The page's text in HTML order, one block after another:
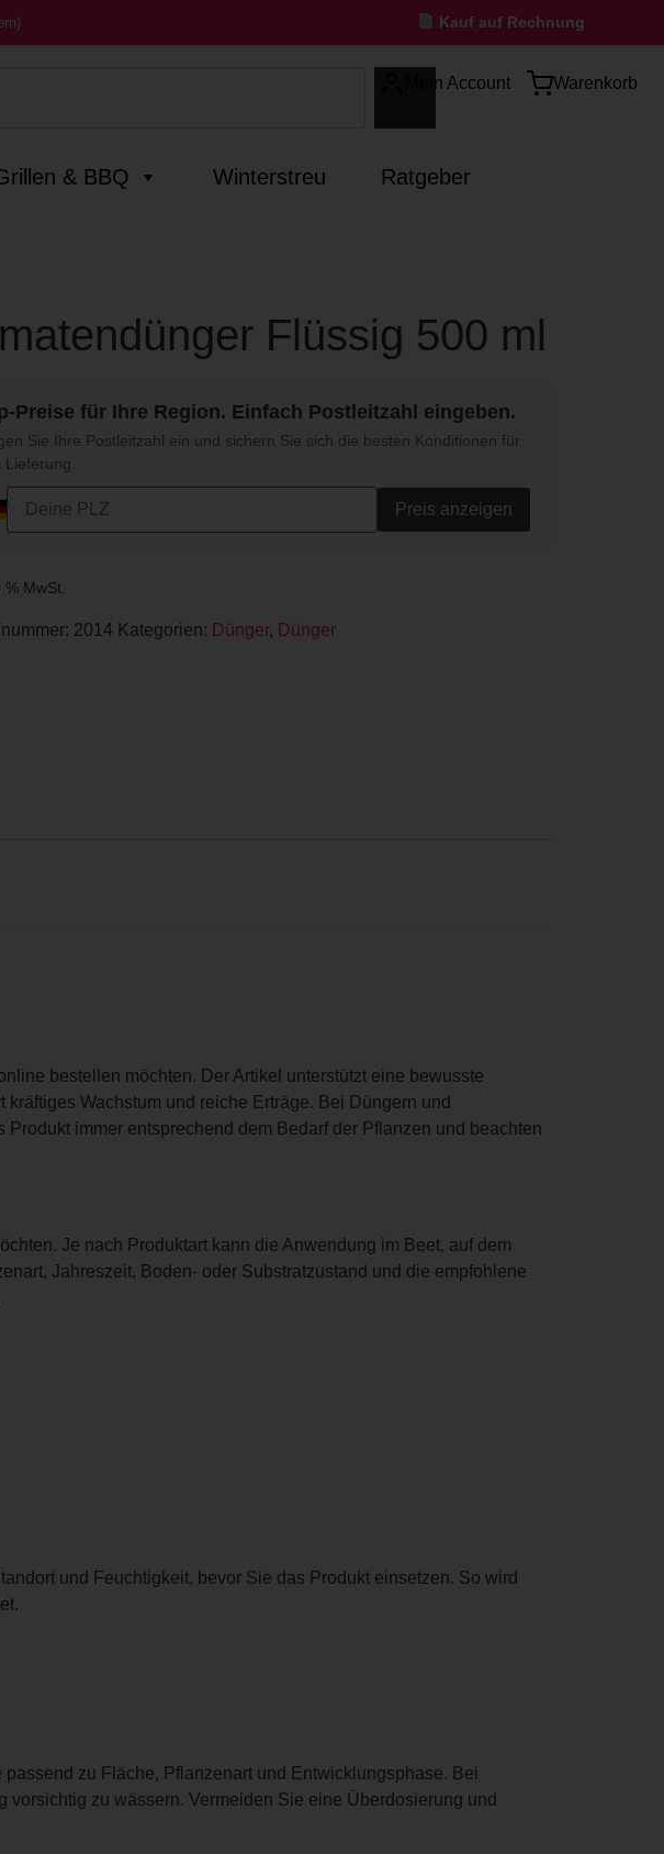
Kauf auf Rechnung
& BBQ Winterstreu Ratgeber
Mein Account Warenkorb
Flüssig 500 ml
Preise für Ihre Region. Einfach Postleitzahl eingeben.
Sie Ihre Postleitzahl ein und sichern Sie sich die besten Konditionen für
Lieferung.
Preis anzeigen
MwSt.
2014 Kategorien: Dünger, Dünger
bestellen möchten. Der Artikel unterstützt eine bewusste
Wachstum und reiche Erträge. Bei Düngern und
immer entsprechend dem Bedarf der Pflanzen und beachten
Je nach Produktart kann die Anwendung im Beet, auf dem
Jahreszeit, Boden- oder Substratzustand und die empfohlene
und Feuchtigkeit, bevor Sie das Produkt einsetzen. So wird
zu Fläche, Pflanzenart und Entwicklungsphase. Bei
zu wässern. Vermeiden Sie eine Überdosierung und